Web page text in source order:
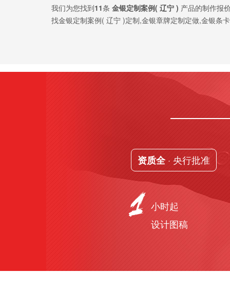
我们为您找到11条 金银定制案例( 辽宁 ) 产品的制作报
找金银定制案例( 辽宁 )定制,金银章牌定制定做,金银条
资质全· 央行批准
小时起
设计图稿